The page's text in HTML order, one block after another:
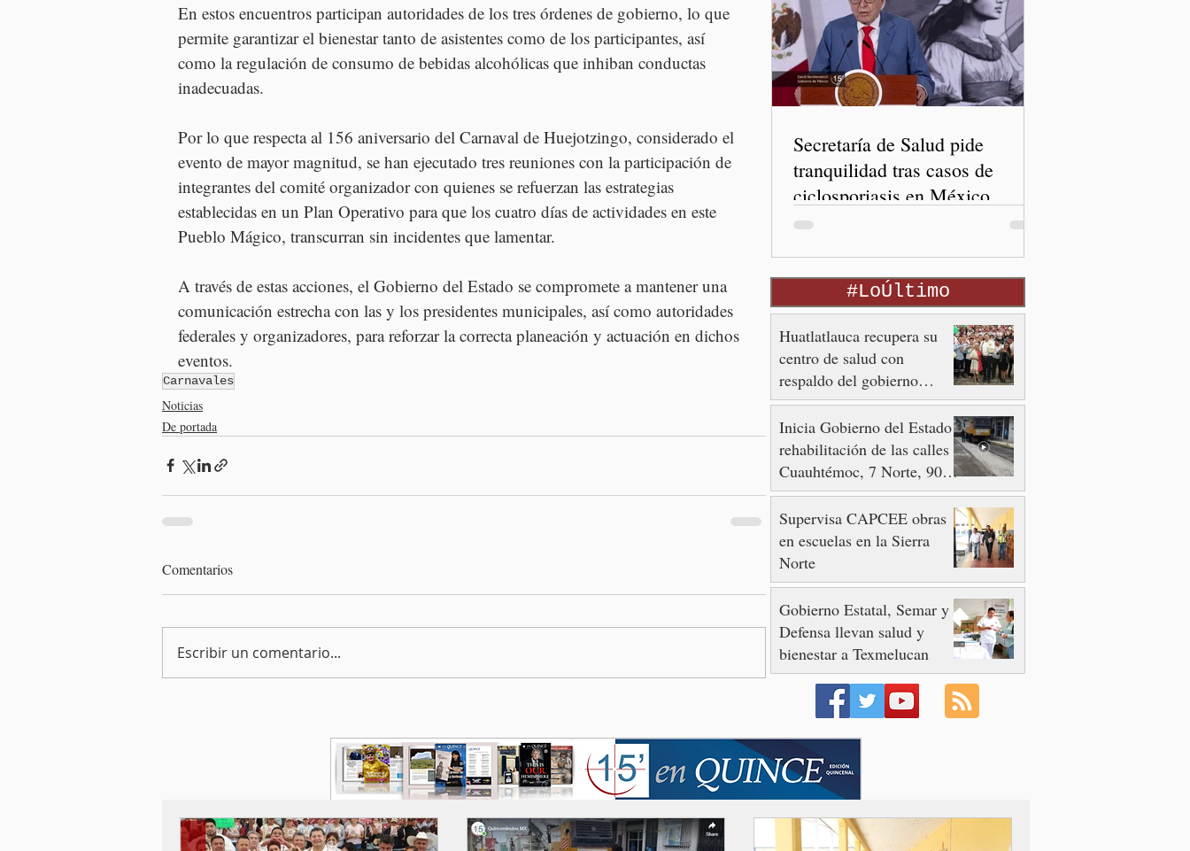
En estos encuentros participan autoridades de los tres órdenes de gobierno, lo que
permite garantizar el bienestar tanto de asistentes como de los participantes, así
como la regulación de consumo de bebidas alcohólicas que inhiban conductas
inadecuadas.
Por lo que respecta al 156 aniversario del Carnaval de Huejotzingo, considerado el
evento de mayor magnitud, se han ejecutado tres reuniones con la participación de
integrantes del comité organizador con quienes se refuerzan las estrategias
establecidas en un Plan Operativo para que los cuatro días de actividades en este
Pueblo Mágico, transcurran sin incidentes que lamentar.
A través de estas acciones, el Gobierno del Estado se compromete a mantener una
comunicación estrecha con las y los presidentes municipales, así como autoridades
federales y organizadores, para reforzar la correcta planeación y actuación en dichos
eventos.
Carnavales
Noticias
De portada
Comentarios
Escribir un comentario...
Secretaría de Salud pide
tranquilidad tras casos de
ciclosporiasis en México
#LoÚltimo
Huatlatlauca recupera su
centro de salud con
respaldo del gobierno
estatal
Inicia Gobierno del Estado
rehabilitación de las calles
Cuauhtémoc, 7 Norte, 90 y
88 Poniente
Supervisa CAPCEE obras
en escuelas en la Sierra
Norte
Gobierno Estatal, Semar y
Defensa llevan salud y
bienestar a Texmelucan